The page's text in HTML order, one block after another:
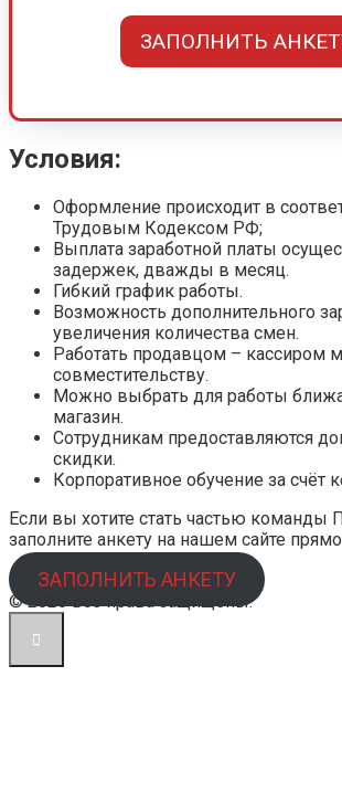
ЗАПОЛНИТЬ
Условия:
Оформление происходит в
Трудовым Кодексом РФ;
Выплата заработной платы
задержек, дважды в месяц.
Гибкий график работы.
Возможность дополнительного
увеличения количества смен.
Работать продавцом – кассиром
совместительству.
Можно выбрать для работы
магазин.
Сотрудникам предоставляются
скидки.
Корпоративное обучение за счёт
Если вы хотите стать частью команды
заполните анкету на нашем сайте
ЗАПОЛНИТЬ АНКЕТУ
© 2026 Все права защищены.